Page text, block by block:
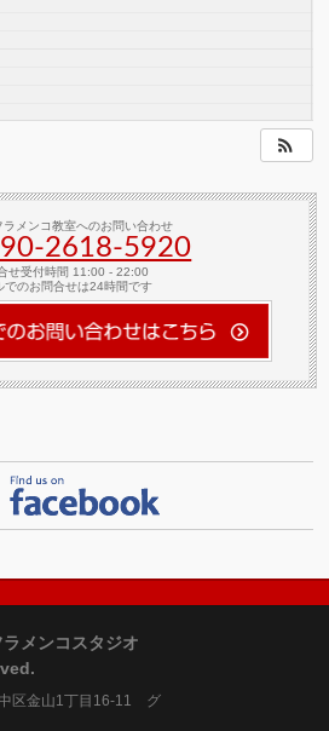
ラメンコ教室へのお問い合わせ
2618‐5920
せ受付時間 11:00 - 22:00
でのお問合せは24時間です
メンコスタジオ
区金山1丁目16-11 グ